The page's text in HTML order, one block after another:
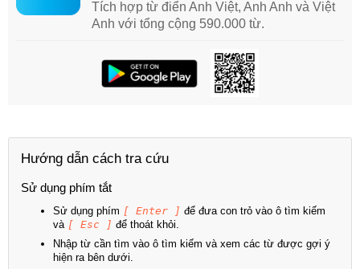
Tích hợp từ điển Anh Việt, Anh Anh và Việt
Anh với tổng cộng 590.000 từ.
Hướng dẫn cách tra cứu
Sử dụng phím tắt
Sử dụng phím [ Enter ] để đưa con trỏ vào ô tìm kiếm
và [ Esc ] để thoát khỏi.
Nhập từ cần tìm vào ô tìm kiếm và xem các từ được gợi ý
hiện ra bên dưới.